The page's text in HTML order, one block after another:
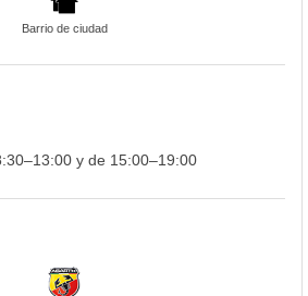
Barrio de ciudad
y de 15:00–19:00